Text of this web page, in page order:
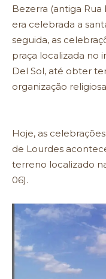
Bezerra (antiga Rua
era celebrada a
seguida, as
praça localizada no
Del Sol, até obter
organização
Hoje, as
de Lourdes
terreno localizado
06).